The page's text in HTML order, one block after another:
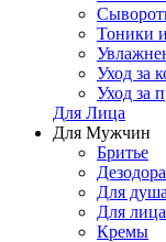
Тоники
Уход за
Уход за
Для Лица
Для Мужчин
Бритье
Для душа
Для лица
Кремы